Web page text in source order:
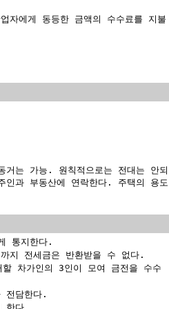
자에게 동등한 금액의 수수료를 지불
거는 가능. 원칙적으로는 전대는 안되
인과 부동산에 연락한다. 주택의 용도
통지한다.
지 전세금은 반환받을 수 없다.
차가인의 3인이 모여 금전을 수수
전담한다.